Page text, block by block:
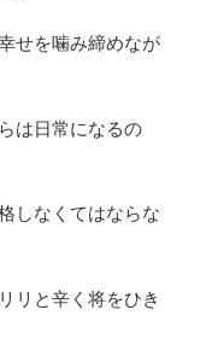
せを噛み締めなが
は日常になるの
しなくてはならな
リと辛く将をひき